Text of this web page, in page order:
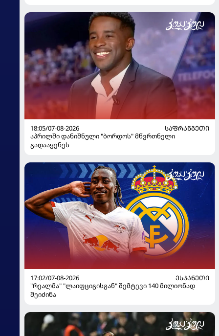
18:05/07-08-2026
ᲡᲐᲤᲠᲐᲜᲒᲔᲗᲘ
აპრილში დანიშნული "ბორდოს" მწვრთნელი
გადააყენეს
17:02/07-08-2026
ᲔᲡᲞᲐᲜᲔᲗᲘ
"რეალმა" "ლაიფციგისგან" შემტევი 140 მილიონად
შეიძინა